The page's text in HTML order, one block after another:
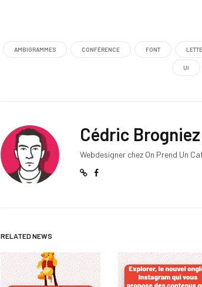
AMBIGRAMMES CONFÉRENCE FONT
UI
Cédric Brogniez
Webdesigner chez On Prend Un
RELATED NEWS